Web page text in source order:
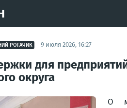
РОГАЧИК 9 июля 2026, 16:27
для
округа
О